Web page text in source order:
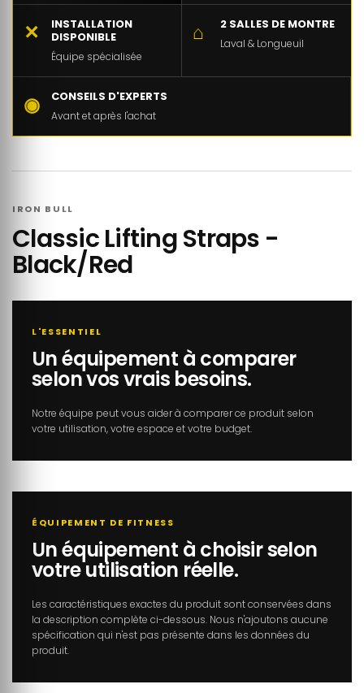
✕
INSTALLATION
DISPONIBLE
Équipe spécialisée
⌂ 2 SALLES DE MONTRE
Laval & Longueuil
◉ CONSEILS D'EXPERTS
Avant et après l'achat
IRON BULL
Classic Lifting Straps -
Black/Red
L'ESSENTIEL
Un équipement à comparer
selon vos vrais besoins.
Notre équipe peut vous aider à comparer ce produit selon
votre utilisation, votre espace et votre budget.
ÉQUIPEMENT DE FITNESS
Un équipement à choisir selon
votre utilisation réelle.
Les caractéristiques exactes du produit sont conservées dans
la description complète ci-dessous. Nous n'ajoutons aucune
spécification qui n'est pas présente dans les données du
produit.